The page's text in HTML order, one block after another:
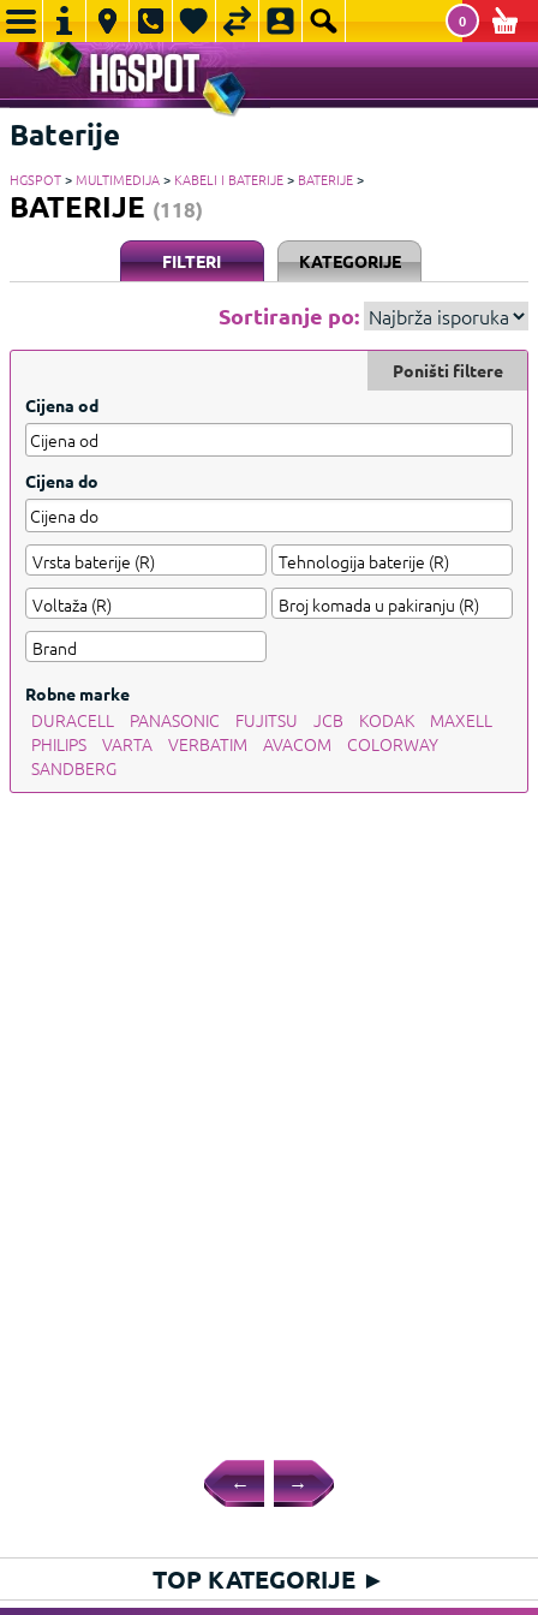
0
Baterije
HGSPOT>MULTIMEDIJA> KABELI I BATERIJE> BATERIJE>
BATERIJE (118)
FILTERI KATEGORIJE
Sortiranje po:
Cijena od
Cijena do
Robne marke
DURACELL PANASONIC FUJITSU JCB KODAK
MAXELL
PHILIPS
VARTA VERBATIM AVACOM
COLORWAY
SANDBERG
Poništi filtere
← →
TOP KATEGORIJE ►